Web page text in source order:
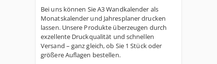
Bei uns können Sie A3 Wandkalender als
Monatskalender und Jahresplaner drucken
lassen. Unsere Produkte überzeugen durch
exzellente Druckqualität und schnellen
Versand – ganz gleich, ob Sie 1 Stück oder
größere Auflagen bestellen.